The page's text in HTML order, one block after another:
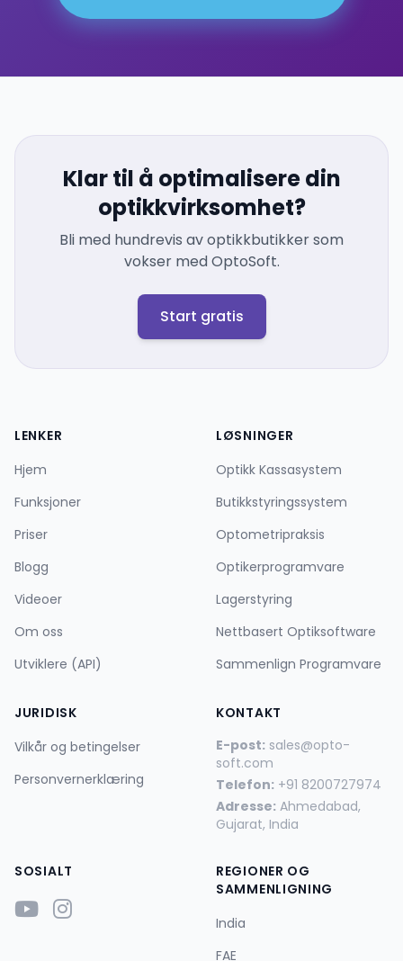
Klar til å optimalisere din
optikkvirksomhet?
Bli med hundrevis av optikkbutikker som
vokser med OptoSoft.
Start gratis
LENKER
Hjem
Funksjoner
Priser
Blogg
Videoer
Om oss
Utviklere (API)
LØSNINGER
Optikk Kassasystem
Butikkstyringssystem
Optometripraksis
Optikerprogramvare
Lagerstyring
Nettbasert Optiksoftware
Sammenlign Programvare
JURIDISK
Vilkår og betingelser
Personvernerklæring
KONTAKT
E-post: sales@opto-
soft.com
Telefon: +91 8200727974
Adresse: Ahmedabad,
Gujarat, India
SOSIALT
REGIONER OG
SAMMENLIGNING
India
FAE